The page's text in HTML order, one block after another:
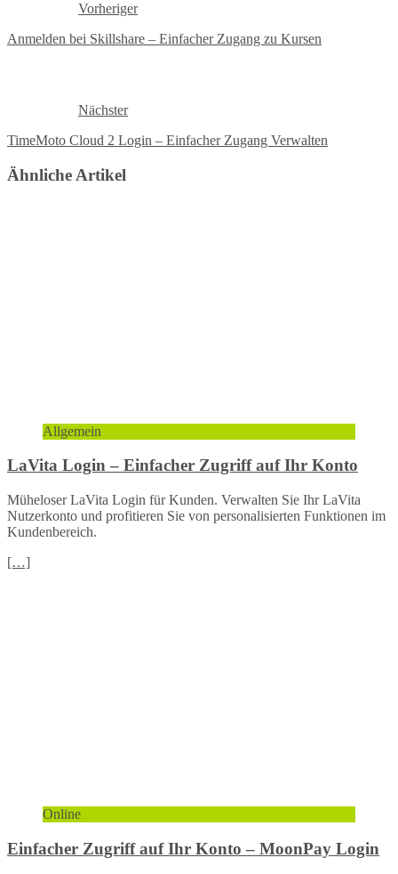
Vorheriger
Anmelden bei Skillshare – Einfacher Zugang zu Kursen
Nächster
TimeMoto Cloud 2 Login – Einfacher Zugang Verwalten
Ähnliche Artikel
Allgemein
LaVita Login – Einfacher Zugriff auf Ihr Konto
Müheloser LaVita Login für Kunden. Verwalten Sie Ihr LaVita
Nutzerkonto und profitieren Sie von personalisierten Funktionen im
Kundenbereich.
[…]
Online
Einfacher Zugriff auf Ihr Konto – MoonPay Login